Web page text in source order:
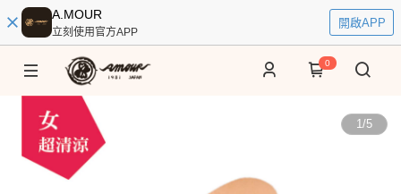
A.MOUR
立刻使用官方APP
開啟APP
0
1/5